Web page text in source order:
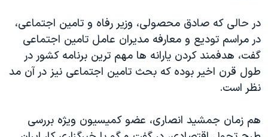
در حالی که صادق محصولی، وزیر رفاه و تامین اجتماعی،
در مراسم تودیع و معارفه مدیران عامل تامین اجتماعی
گفت، هدفمند کردن یارانه ها مهم ترین برنامه کشور در
طول قرن اخیر بوده که بحث تامین اجتماعی نیز در آن مد
نظر است.
هم زمان جمشید انصاری، عضو کمیسیون ویژه بررسی